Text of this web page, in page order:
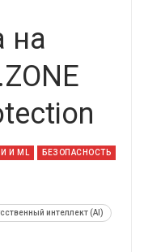
на
И ML БЕЗОПАСНОСТЬ
интеллект (AI)